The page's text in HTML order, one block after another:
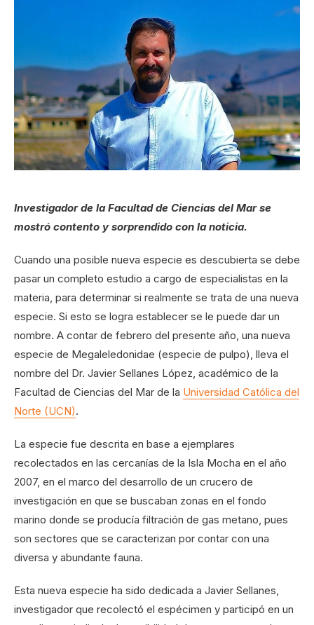
Investigador de la Facultad de Ciencias del Mar se
mostró contento y sorprendido con la noticia.
Cuando una posible nueva especie es descubierta se debe
pasar un completo estudio a cargo de especialistas en la
materia, para determinar si realmente se trata de una nueva
especie. Si esto se logra establecer se le puede dar un
nombre. A contar de febrero del presente año, una nueva
especie de Megaleledonidae (especie de pulpo), lleva el
nombre del Dr. Javier Sellanes López, académico de la
Facultad de Ciencias del Mar de la Universidad Católica del
Norte (UCN).
La especie fue descrita en base a ejemplares
recolectados en las cercanías de la Isla Mocha en el año
2007, en el marco del desarrollo de un crucero de
investigación en que se buscaban zonas en el fondo
marino donde se producía filtración de gas metano, pues
son sectores que se caracterizan por contar con una
diversa y abundante fauna.
Esta nueva especie ha sido dedicada a Javier Sellanes,
investigador que recolectó el espécimen y participó en un